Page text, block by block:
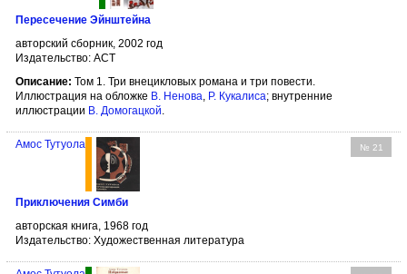
Пересечение Эйнштейна
авторский сборник, 2002 год
Издательство: АСТ
Описание: Том 1. Три внецикловых романа и три повести.
Иллюстрация на обложке В. Ненова, Р. Кукалиса; внутренние
иллюстрации В. Домогацкой.
№ 21
Амос Тутуола
Приключения Симби
авторская книга, 1968 год
Издательство: Художественная литература